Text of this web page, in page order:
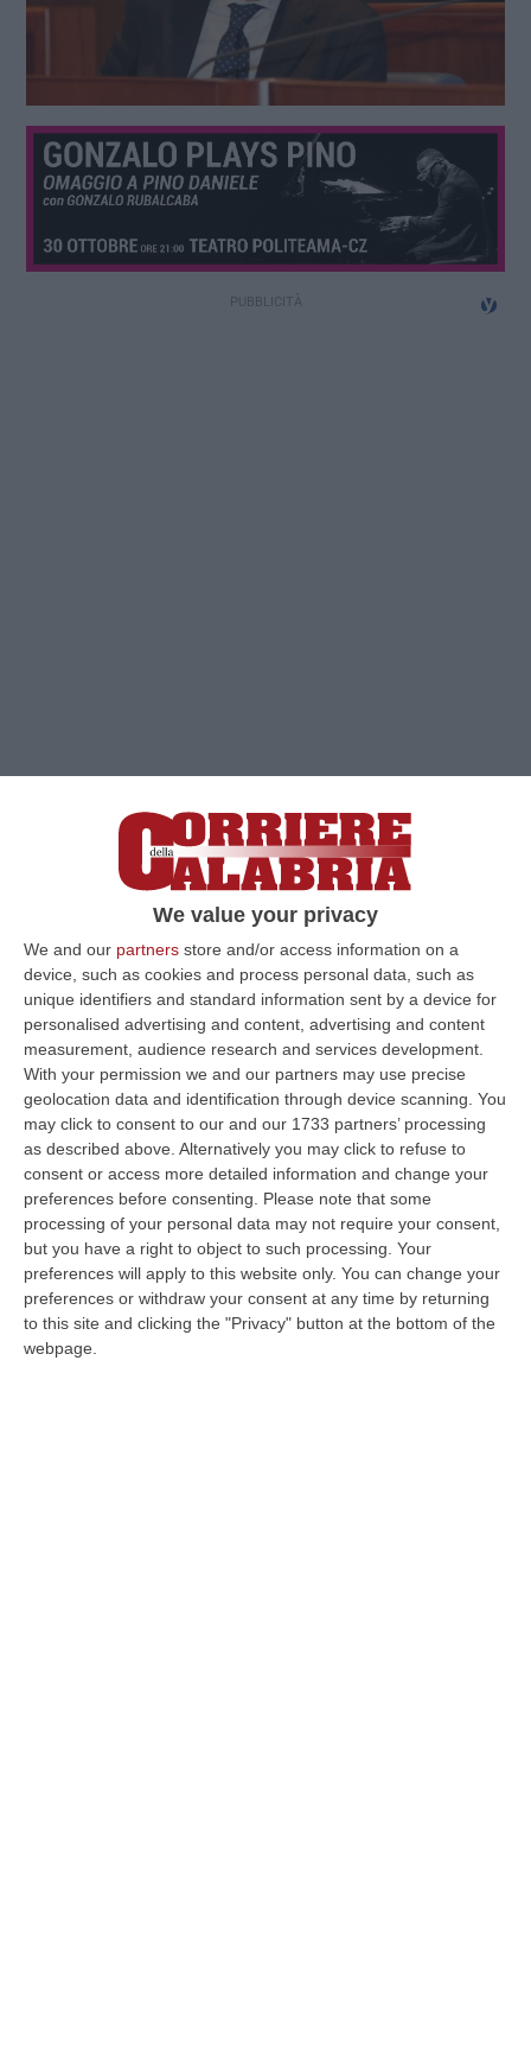
We value your privacy
We and our partners store and/or access information on a
device, such as cookies and process personal data, such as
unique identifiers and standard information sent by a device for
personalised advertising and content, advertising and content
measurement, audience research and services development.
With your permission we and our partners may use precise
geolocation data and identification through device scanning. You
may click to consent to our and our 1733 partners’ processing
as described above. Alternatively you may click to refuse to
consent or access more detailed information and change your
preferences before consenting.
Please note that some
processing of your personal data may not require your consent,
but you have a right to object to such processing. Your
preferences will apply to this website only. You can change your
preferences or withdraw your consent at any time by returning
to this site and clicking the "Privacy" button at the bottom of the
webpage.
Clicca e segui “Corriere della Calabria” su Google News
CATANZAROIl destino della corsa a sindaco
di Catanzaro potrebbe essere determinato
da Reggio Calabria. Il processo “Erga
Omnes”, meglio conosciuto come
“Rimborsopoli”, è infatti entrato nella fase
delle udienze preliminari. Tra gli interessati,
c’è anche Enzo Ciconte, leader della
coalizione di centrosinistra che punta a
conquistare lo scranno più alto di Palazzo De
Nobili nelle consultazioni del prossimo 11
giugno. L’inchiesta, secondo la ricostruzione
del gip Olga Tarzia, aveva fatto «una gestione
gravemente omissiva in punto di controlli
successivi sui titoli di spesa, sia nel caso di